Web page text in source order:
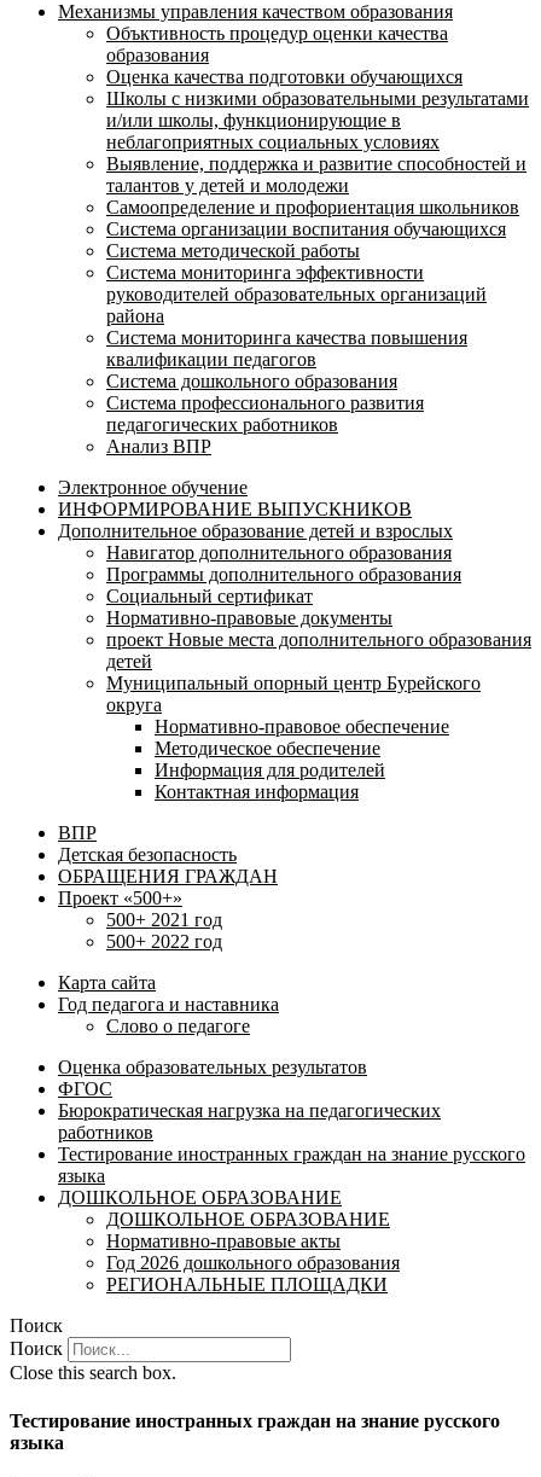
Механизмы управления качеством образования
Объктивность процедур оценки качества
образования
Оценка качества подготовки обучающихся
Школы с низкими образовательными результатами
и/или школы, функционирующие в
неблагоприятных социальных условиях
Выявление, поддержка и развитие способностей и
талантов у детей и молодежи
Самоопределение и профориентация школьников
Система организации воспитания обучающихся
Система методической работы
Система мониторинга эффективности
руководителей образовательных организаций
района
Система мониторинга качества повышения
квалификации педагогов
Система дошкольного образования
Система профессионального развития
педагогических работников
Анализ ВПР
Электронное обучение
ИНФОРМИРОВАНИЕ ВЫПУСКНИКОВ
Дополнительное образование детей и взрослых
Навигатор дополнительного образования
Программы дополнительного образования
Социальный сертификат
Нормативно-правовые документы
проект Новые места дополнительного образования
детей
Муниципальный опорный центр Бурейского
округа
Нормативно-правовое обеспечение
Методическое обеспечение
Информация для родителей
Контактная информация
ВПР
Детская безопасность
ОБРАЩЕНИЯ ГРАЖДАН
Проект «500+»
500+ 2021 год
500+ 2022 год
Карта сайта
Год педагога и наставника
Слово о педагоге
Оценка образовательных результатов
ФГОС
Бюрократическая нагрузка на педагогических
работников
Тестирование иностранных граждан на знание русского
языка
ДОШКОЛЬНОЕ ОБРАЗОВАНИЕ
ДОШКОЛЬНОЕ ОБРАЗОВАНИЕ
Нормативно-правовые акты
Год 2026 дошкольного образования
РЕГИОНАЛЬНЫЕ ПЛОЩАДКИ
Поиск
Поиск
Close this search box.
Тестирование иностранных граждан на знание русского
языка